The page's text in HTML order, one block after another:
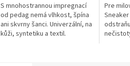
S mnohostrannou impregnací
od pedag nemá vlhkost, špína
ani skvrny šanci. Univerzální, na
kůži, syntetiku a textil.
Pre